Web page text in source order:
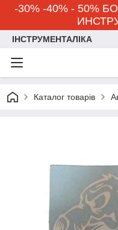
-30% -40% - 50%
ІНСТРУМЕНТАЛІКА
Каталог товарів